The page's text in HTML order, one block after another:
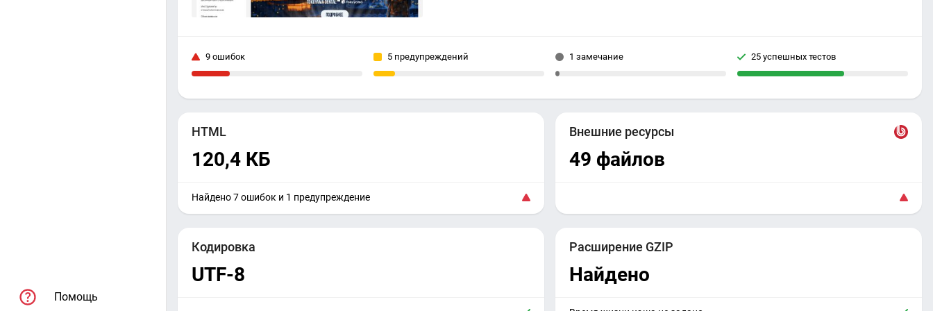
Помощь
9 ошибок 5 предупреждений 1 замечание 25 успешных тестов
HTML
120,4 КБ
Найдено 7 ошибок и 1 предупреждение
Внешние ресурсы
49 файлов
Кодировка
UTF-8
Расширение GZIP
Найдено